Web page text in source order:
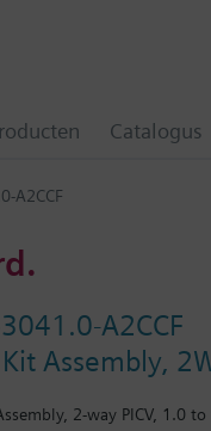
Catalogus
A2CCF
A2CCF
Assembly,
2-way PICV, 1.0